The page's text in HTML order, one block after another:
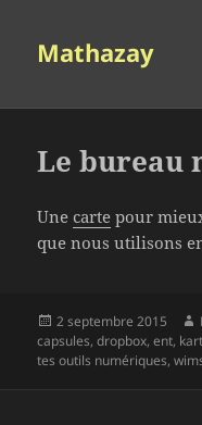
Mathazay
Le bureau
Une carte pour
que nous utilisons
Publié
le
2 septembre 2015
capsules,dropbox,ent,
tes outils numériques,